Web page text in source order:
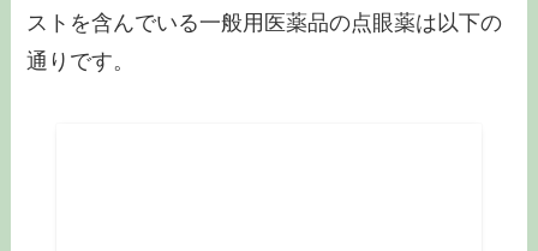
ストを含んでいる一般用医薬品の点眼薬は以下の
通りです。